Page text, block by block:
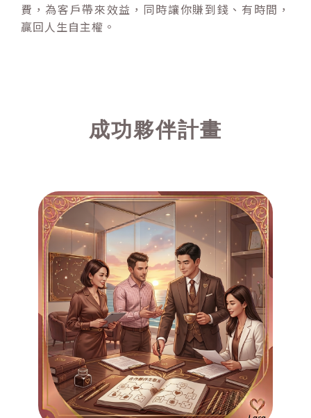
費，為客戶帶來效益，同時讓你賺到錢、有時間，
贏回人生自主權。
成功夥伴計畫